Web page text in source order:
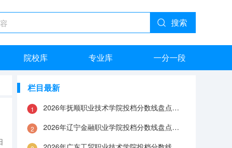
搜索
院校库 专业库 一分一段
栏目最新
2026年抚顺职业技术学院投档分数线盘点：录取分数、生活与就业指南
2026年辽宁金融职业学院投档分数线盘点：录取分数、生活与就业指南